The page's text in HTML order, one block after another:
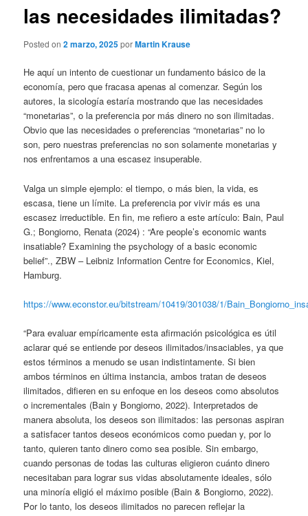
las necesidades ilimitadas?
Posted on2 marzo, 2025porMartin Krause
He aquí un intento de cuestionar un fundamento básico de la
economía, pero que fracasa apenas al comenzar. Según los
autores, la sicología estaría mostrando que las necesidades
“monetarias”, o la preferencia por más dinero no son ilimitadas.
Obvio que las necesidades o preferencias “monetarias” no lo
son, pero nuestras preferencias no son solamente monetarias y
nos enfrentamos a una escasez insuperable.
Valga un simple ejemplo: el tiempo, o más bien, la vida, es
escasa, tiene un límite. La preferencia por vivir más es una
escasez irreductible. En fin, me refiero a este artículo: Bain, Paul
G.; Bongiorno, Renata (2024) : “Are people’s economic wants
insatiable? Examining the psychology of a basic economic
belief”., ZBW – Leibniz Information Centre for Economics, Kiel,
Hamburg.
https://www.econstor.eu/bitstream/10419/301038/1/
“Para evaluar empíricamente esta afirmación psicológica es útil
aclarar qué se entiende por deseos ilimitados/insaciables, ya que
estos términos a menudo se usan indistintamente. Si bien
ambos términos en última instancia, ambos tratan de deseos
ilimitados, difieren en su enfoque en los deseos como absolutos
o incrementales (Bain y Bongiorno, 2022). Interpretados de
manera absoluta, los deseos son ilimitados: las personas aspiran
a satisfacer tantos deseos económicos como puedan y, por lo
tanto, quieren tanto dinero como sea posible. Sin embargo,
cuando personas de todas las culturas eligieron cuánto dinero
necesitaban para lograr sus vidas absolutamente ideales, sólo
una minoría eligió el máximo posible (Bain & Bongiorno, 2022).
Por lo tanto, los deseos ilimitados no parecen reflejar la